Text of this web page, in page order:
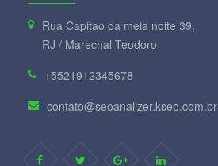
Rua Capitao da meia noite 39,
RJ / Marechal Teodoro
+5521912345678
contato@seoanalizer.kseo.com.br